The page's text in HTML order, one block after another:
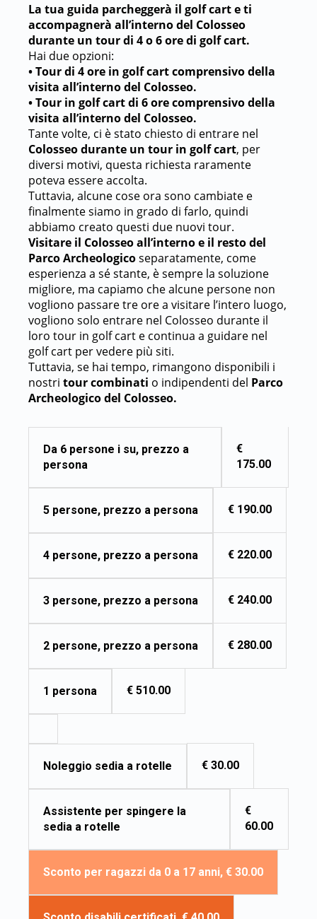
La tua guida parcheggerà il golf cart e ti
accompagnerà all’interno del Colosseo
durante un tour di 4 o 6 ore di golf cart.
Hai due opzioni:
• Tour di 4 ore in golf cart comprensivo della
visita all’interno del Colosseo.
• Tour in golf cart di 6 ore comprensivo della
visita all’interno del Colosseo.
Tante volte, ci è stato chiesto di entrare nel
Colosseo durante un tour in golf cart, per
diversi motivi, questa richiesta raramente
poteva essere accolta.
Tuttavia, alcune cose ora sono cambiate e
finalmente siamo in grado di farlo, quindi
abbiamo creato questi due nuovi tour.
Visitare il Colosseo all’interno e il resto del
Parco Archeologicoseparatamente, come
esperienza a sé stante, è sempre la soluzione
migliore, ma capiamo che alcune persone non
vogliono passare tre ore a visitare l’intero luogo,
vogliono solo entrare nel Colosseo durante il
loro tour in golf cart e continua a guidare nel
golf cart per vedere più siti.
Tuttavia, se hai tempo, rimangono disponibili i
nostri tour combinati o indipendenti del Parco
Archeologico del Colosseo.
Da 6 persone i su, prezzo a
persona
€
175.00
5 persone, prezzo a persona € 190.00
4 persone, prezzo a persona € 220.00
3 persone, prezzo a persona € 240.00
2 persone, prezzo a persona € 280.00
1 persona € 510.00
Noleggio sedia a rotelle € 30.00
Assistente per spingere la
sedia a rotelle
€
60.00
Sconto per ragazzi da 0 a 17 anni, € 30.00